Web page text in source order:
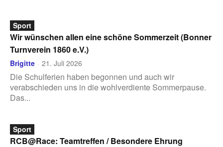
Sport
Wir wünschen allen eine schöne Sommerzeit (Bonner
Turnverein 1860 e.V.)
Brigitte - 21. Juli 2026
Die Schulferien haben begonnen und auch wir
verabschieden uns in die wohlverdiente Sommerpause.
Das...
Sport
RCB@Race: Teamtreffen / Besondere Ehrung